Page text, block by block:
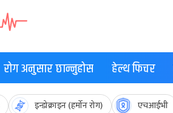
रोग अनुसार छान्नुहोस हेल्थ फिचर
इन्डोक्राइन (हर्मोन रोग) एचआईभी